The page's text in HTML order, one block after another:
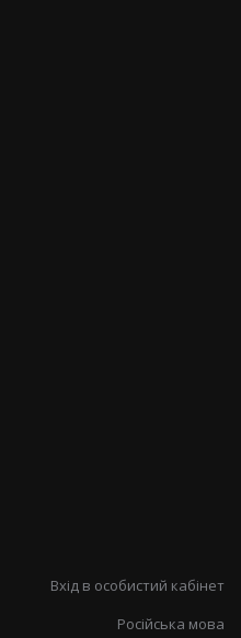
Вхід в особистий кабінет
Російська мова